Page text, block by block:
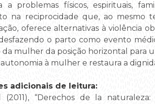
a problemas físicos, espirituais,
na reciprocidade que, ao
oferece alternativas à violência
o parto como evento
mulher da posição horizontal para
à mulher e restaura a
adicionais de leitura:
(2011), “Derechos de la